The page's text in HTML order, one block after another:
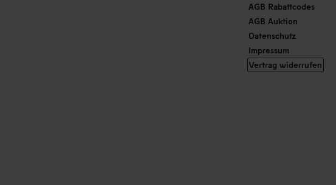
AGB Rabattcodes
AGB Auktion
Datenschutz
Impressum
Vertrag widerrufen